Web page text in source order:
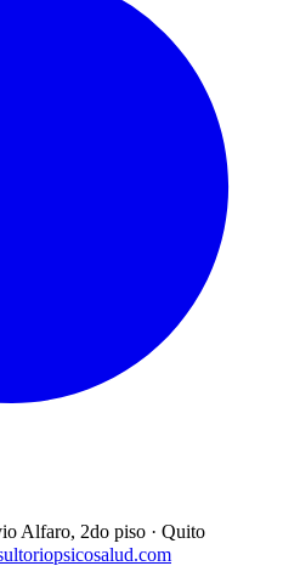
Alfaro, 2do piso · Quito